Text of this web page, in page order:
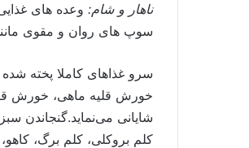
ناهار و شام: وعده های
سوپ های روان و مقوی
سرو غذاهای کاملا پخته
خورش قلیه ماهی، خورش
شایانی می‌نماید.گنجاندن
کلم بروکلی، کلم برگ،